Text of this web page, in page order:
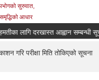
सुरुवात,
आधार
लागि दरखास्त आह्वान सम्बन्धी सूचना
गरि परीक्षा मिति तोकिएको सूचना